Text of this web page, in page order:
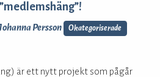
Persson Okategoriserade
är ett nytt projekt som pågår